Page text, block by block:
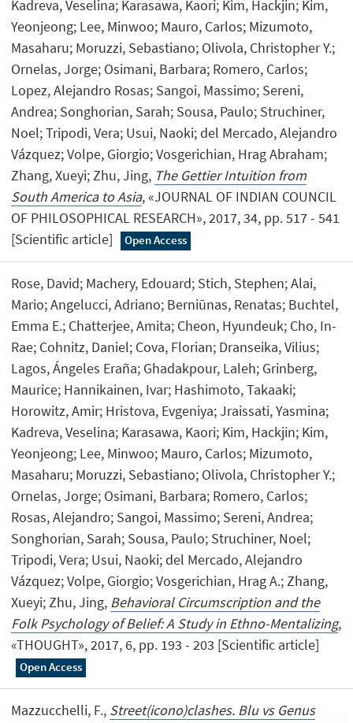
Kadreva, Veselina; Karasawa, Kaori; Kim, Hackjin; Kim,
Yeonjeong; Lee, Minwoo; Mauro, Carlos; Mizumoto,
Masaharu; Moruzzi, Sebastiano; Olivola, Christopher Y.;
Ornelas, Jorge; Osimani, Barbara; Romero, Carlos;
Lopez, Alejandro Rosas; Sangoi, Massimo; Sereni,
Andrea; Songhorian, Sarah; Sousa, Paulo; Struchiner,
Noel; Tripodi, Vera; Usui, Naoki; del Mercado, Alejandro
Vázquez; Volpe, Giorgio; Vosgerichian, Hrag Abraham;
Zhang, Xueyi; Zhu, Jing, The Gettier Intuition from
South America to Asia, «JOURNAL OF INDIAN COUNCIL
OF PHILOSOPHICAL RESEARCH», 2017, 34, pp. 517 - 541
[Scientific article]
Open Access
Rose, David; Machery, Edouard; Stich, Stephen; Alai,
Mario; Angelucci, Adriano; Berniūnas, Renatas; Buchtel,
Emma E.; Chatterjee, Amita; Cheon, Hyundeuk; Cho, In-
Rae; Cohnitz, Daniel; Cova, Florian; Dranseika, Vilius;
Lagos, Ángeles Eraña; Ghadakpour, Laleh; Grinberg,
Maurice; Hannikainen, Ivar; Hashimoto, Takaaki;
Horowitz, Amir; Hristova, Evgeniya; Jraissati, Yasmina;
Kadreva, Veselina; Karasawa, Kaori; Kim, Hackjin; Kim,
Yeonjeong; Lee, Minwoo; Mauro, Carlos; Mizumoto,
Masaharu; Moruzzi, Sebastiano; Olivola, Christopher Y.;
Ornelas, Jorge; Osimani, Barbara; Romero, Carlos;
Rosas, Alejandro; Sangoi, Massimo; Sereni, Andrea;
Songhorian, Sarah; Sousa, Paulo; Struchiner, Noel;
Tripodi, Vera; Usui, Naoki; del Mercado, Alejandro
Vázquez; Volpe, Giorgio; Vosgerichian, Hrag A.; Zhang,
Xueyi; Zhu, Jing, Behavioral Circumscription and the
Folk Psychology of Belief: A Study in Ethno-Mentalizing,
«THOUGHT», 2017, 6, pp. 193 - 203 [Scientific article]
Open Access
Mazzucchelli, F., Street(icono)clashes. Blu vs Genus